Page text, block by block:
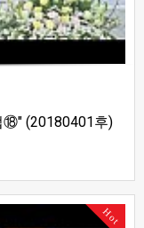
⑱" (20180401후)
Hot